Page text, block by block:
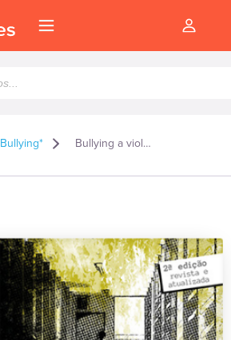
Bullying* Bullying a violência que nasce na escola – orientações práticas para uma cultura de paz